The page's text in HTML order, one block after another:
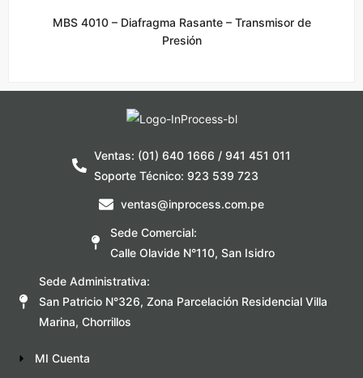
MBS 4010 – Diafragma Rasante – Transmisor de
Presión
Ventas: (01) 640 1666 / 941 451 011
Soporte Técnico: 923 539 723
ventas@inprocess.com.pe
Sede Comercial:
Calle Olavide N°110, San Isidro
Sede Administrativa:
San Patricio N°326, Zona Parcelación Residencial Villa
Marina, Chorrillos
MI Cuenta